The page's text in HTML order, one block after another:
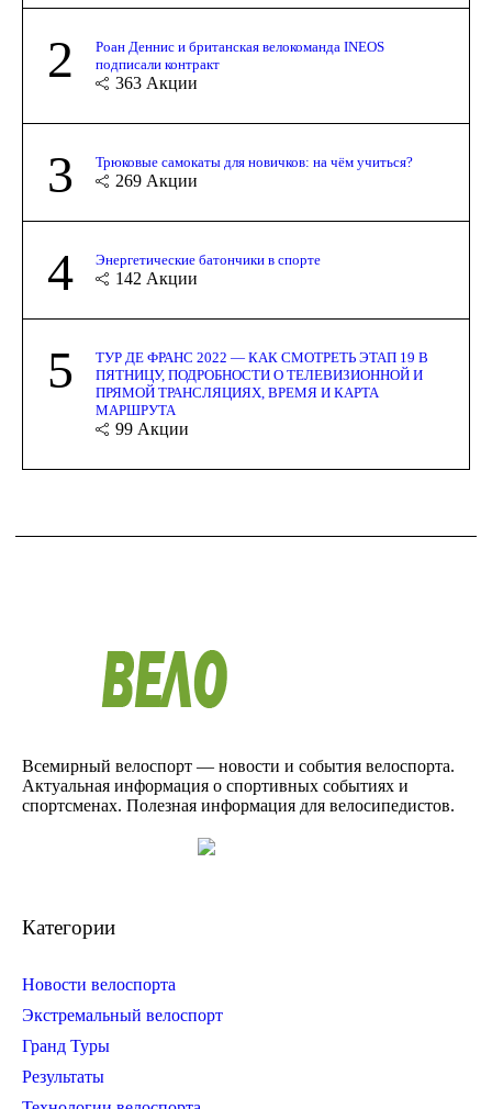
2
Роан Деннис и британская велокоманда INEOS
подписали контракт
363 Акции
3 Трюковые самокаты для новичков: на чём учиться?
269 Акции
4 Энергетические батончики в спорте
142 Акции
5
ТУР ДЕ ФРАНС 2022 — КАК СМОТРЕТЬ ЭТАП 19 В
ПЯТНИЦУ, ПОДРОБНОСТИ О ТЕЛЕВИЗИОННОЙ И
ПРЯМОЙ ТРАНСЛЯЦИЯХ, ВРЕМЯ И КАРТА
МАРШРУТА
99 Акции
Всемирный велоспорт — новости и события велоспорта.
Актуальная информация о спортивных событиях и
спортсменах. Полезная информация для велосипедистов.
Категории
Новости велоспорта
Экстремальный велоспорт
Гранд Туры
Результаты